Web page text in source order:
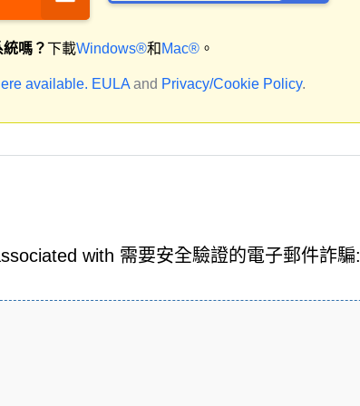
嗎？下載Windows®和 Mac® 。
available. EULA and Privacy/Cookie Policy.
with 需要安全驗證的電子郵件詐騙: